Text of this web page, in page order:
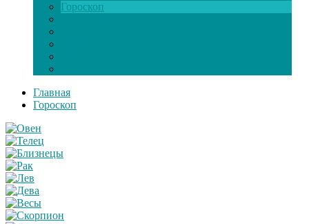
Гороскоп
Главная
Гороскоп